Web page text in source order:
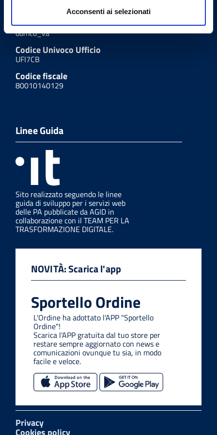
Acconsenti ai selezionati
Codice IPA
odmcd_va
Codice Univoco Ufficio
UFI7CB
Codice fiscale
80010140129
Linee Guida
Sito realizzato seguendo le linee
guida di sviluppo per i servizi web
delle PA pubblicate da AGID in
collaborazione con il TEAM PER LA
TRASFORMAZIONE DIGITALE.
NOVITÀ: Scarica l'app
Sportello Ordine
L'Ordine ha adottato l'APP "Sportello
Ordine"!
Scarica l'APP gratuita dal tuo store per
restare sempre aggiornato con news e
comunicazioni ovunque tu sia, in modo
facile e veloce.
Privacy
Cookies policy